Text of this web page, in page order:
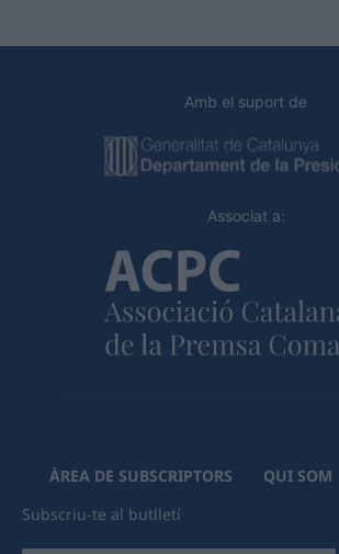
Amb el suport de
Associat a:
ÀREA DE SUBSCRIPTORS QUI SOM
Subscriu-te al butlletí